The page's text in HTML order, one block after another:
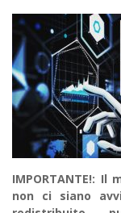
IMPORTANTE!:
non ci siano